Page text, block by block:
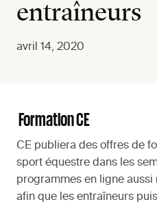
entraîneurs
avril 14, 2020
Formation CE
CE publiera des offres de
sport équestre dans les
programmes en ligne
afin que les entraîneurs